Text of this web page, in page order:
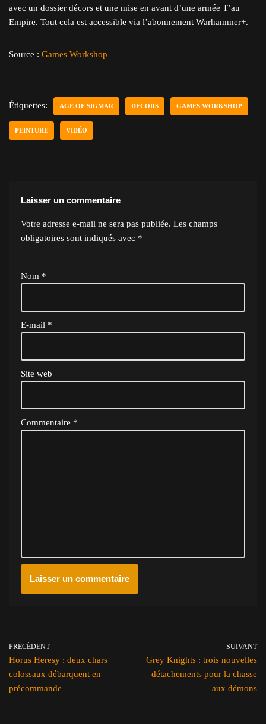
avec un dossier décors et une mise en avant d’une armée T’au
Empire. Tout cela est accessible via l’abonnement Warhammer+.
Source : Games Workshop
Étiquettes: AGE OF SIGMAR DÉCORS GAMES WORKSHOP
PEINTURE VIDÉO
Laisser un commentaire
Votre adresse e-mail ne sera pas publiée. Les champs
obligatoires sont indiqués avec *
Nom *
E-mail *
Site web
Commentaire *
PRÉCÉDENT
Horus Heresy : deux chars
colossaux débarquent en
précommande
SUIVANT
Grey Knights : trois nouvelles
détachements pour la chasse
aux démons